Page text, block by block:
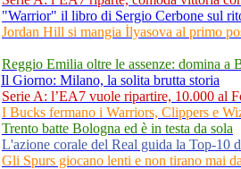
"Warrior" il libro di Sergio Cerbone sul
Jordan Hill si mangia İlyasova al primo
Reggio Emilia oltre le assenze: domina a
Il Giorno: Milano, la solita brutta storia
Serie A: l’EA7 vuole ripartire, 10.000 al
I Bucks fermano i Warriors, Clippers e
Trento batte Bologna ed è in testa da sola
L'azione corale del Real guida la Top-10
Gli Spurs giocano lenti e non tirano mai